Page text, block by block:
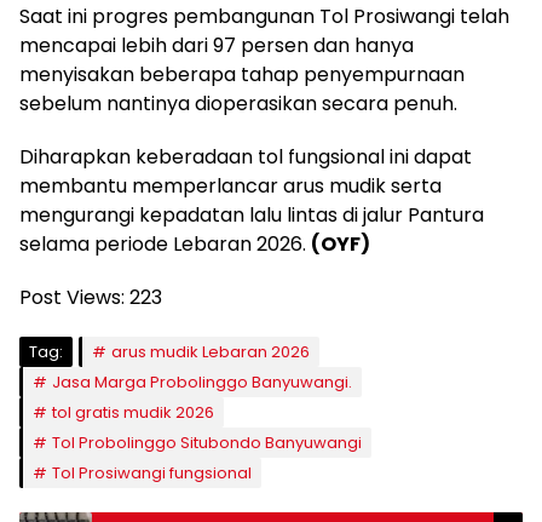
Saat ini progres pembangunan Tol Prosiwangi telah
mencapai lebih dari 97 persen dan hanya
menyisakan beberapa tahap penyempurnaan
sebelum nantinya dioperasikan secara penuh.
Diharapkan keberadaan tol fungsional ini dapat
membantu memperlancar arus mudik serta
mengurangi kepadatan lalu lintas di jalur Pantura
selama periode Lebaran 2026. (OYF)
Post Views: 223
Tag:
arus mudik Lebaran 2026
Jasa Marga Probolinggo Banyuwangi.
tol gratis mudik 2026
Tol Probolinggo Situbondo Banyuwangi
Tol Prosiwangi fungsional